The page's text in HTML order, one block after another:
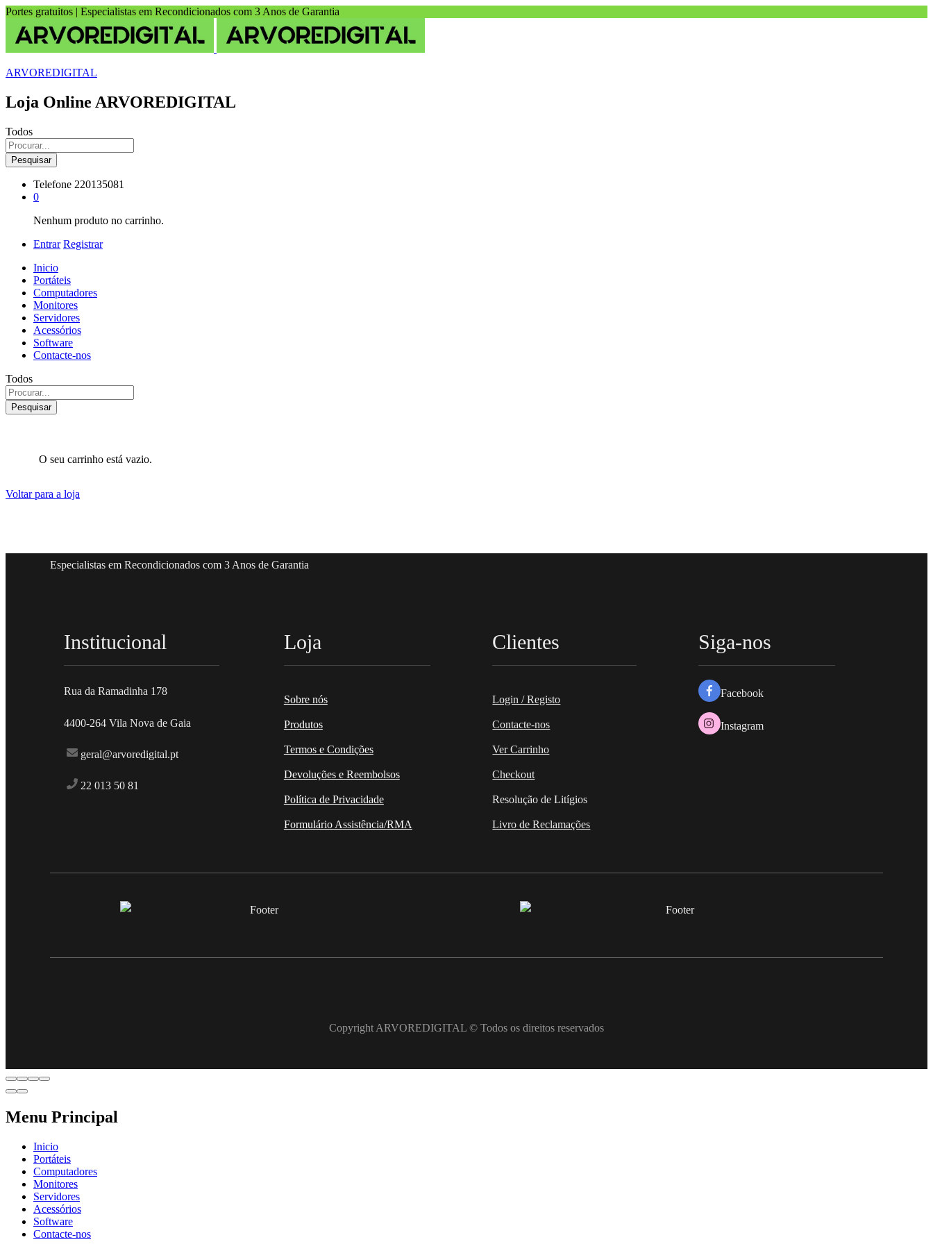
Portes gratuitos | Especialistas em Recondicionados com 3 Anos de Garantia
ARVOREDIGITAL
Loja Online ARVOREDIGITAL
Todos
Pesquisar
Telefone 220135081
0
Nenhum produto no carrinho.
Entrar Registrar
Inicio
Portáteis
Computadores
Monitores
Servidores
Acessórios
Software
Contacte-nos
Todos
Pesquisar
O seu carrinho está vazio.
Voltar para a loja
Especialistas em Recondicionados com 3 Anos de Garantia
Institucional
Rua da Ramadinha 178
4400-264 Vila Nova de Gaia
geral@arvoredigital.pt
22 013 50 81
Loja
Sobre nós
Produtos
Termos e Condições
Devoluções e Reembolsos
Política de Privacidade
Formulário Assistência/RMA
Clientes
Login / Registo
Contacte-nos
Ver Carrinho
Checkout
Resolução de Litígios
Livro de Reclamações
Siga-nos
Facebook
Instagram
Copyright ARVOREDIGITAL © Todos os direitos reservados
Menu Principal
Inicio
Portáteis
Computadores
Monitores
Servidores
Acessórios
Software
Contacte-nos